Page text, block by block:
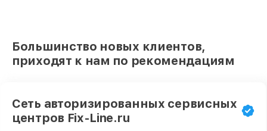
Большинство новых клиентов,
приходят к нам по рекомендациям
Сеть авторизированных сервисных
центров Fix-Line.ru